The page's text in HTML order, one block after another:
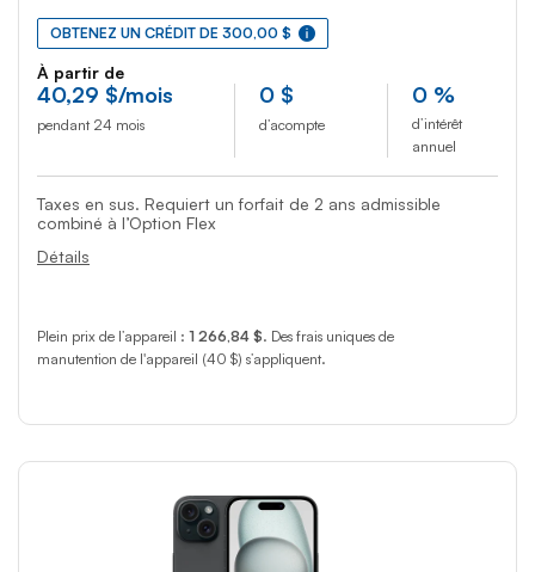
OBTENEZ UN CRÉDIT DE 300,00 $
À partir de
40,29 $/mois
pendant 24 mois
0 $
d’acompte
0 %
d’intérêt
annuel
Taxes en sus. Requiert un forfait de 2 ans admissible
combiné à l’Option Flex
Détails
Plein prix de l’appareil : 1 266,84 $. Des frais uniques de
manutention de l'appareil (40 $) s’appliquent.